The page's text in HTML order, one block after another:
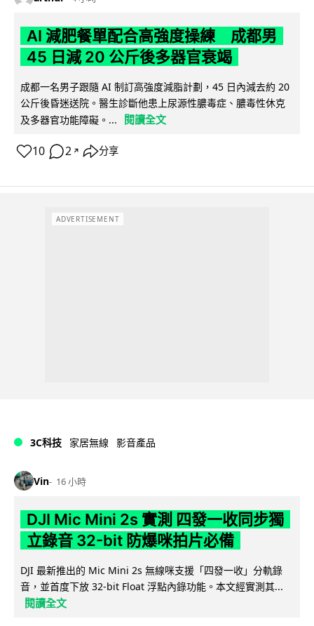
AI 減肥餐單配合高強度操練 成都男
45 日減 20 公斤後多器官衰竭
成都一名男子跟隨 AI 制訂高強度減脂計劃，45 日內減去約 20
公斤後昏迷送院。醫生診斷他患上尿源性膿毒症、膿毒性休克
及多器官功能障礙。...
閱讀全文
10 2 ↗ 分享
ADVERTISEMENT
3C科技 家居無線 影音產品
Vin 16 小時
DJI Mic Mini 2s 實測 四發一收同步獨
立錄音 32-bit 防爆咪拍片必備
DJI 最新推出的 Mic Mini 2s 無線咪支援「四發一收」分軌錄
音，並首度下放 32-bit Float 浮點內錄功能。本文經實測其...
閱讀全文